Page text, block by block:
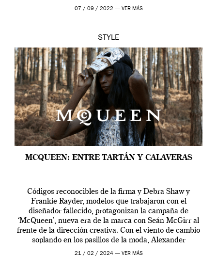
outfit, cada momento, caracteriza […]
07 / 09 / 2022 — VER MÁS
STYLE
MCQUEEN: ENTRE TARTÁN Y CALAVERAS
Códigos reconocibles de la firma y Debra Shaw y
Frankie Rayder, modelos que trabajaron con el
diseñador fallecido, protagonizan la campaña de
‘McQueen’, nueva era de la marca con Seán McGirr al
frente de la dirección creativa. Con el viento de cambio
soplando en los pasillos de la moda, Alexander
McQueen se prepara para una […]
21 / 02 / 2024 — VER MÁS